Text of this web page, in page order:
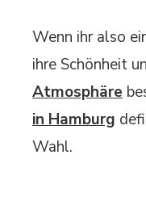
Wenn ihr also
ihre Schönheit
Atmosphäre
in Hamburg
Wahl.